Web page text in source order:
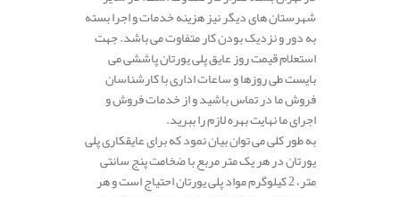
شهرستان های دیگر نیز هزینه خدمات و اجرا بسته
به دور و نزدیک بودن کار متفاوت می باشد. جهت
استعلام قیمت روز عایق پلی یورتان پاششی می
بایست طی روزها و ساعات اداری با کارشناسان
فروش ما در تماس باشید و از خدمات فروش و
اجرای ما نهایت بهره لازم را ببرید.
به طور کلی می توان بیان نمود که برای عایقکاری پلی
یورتان در هر یک متر مربع با ضخامت پنج سانتی
متر، 2 کیلوگرم مواد پلی یورتان احتیاج است و هر